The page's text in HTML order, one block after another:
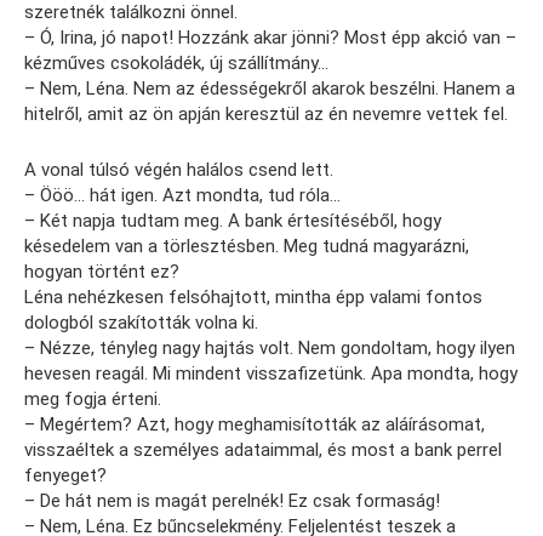
szeretnék találkozni önnel.
– Ó, Irina, jó napot! Hozzánk akar jönni? Most épp akció van –
kézműves csokoládék, új szállítmány…
– Nem, Léna. Nem az édességekről akarok beszélni. Hanem a
hitelről, amit az ön apján keresztül az én nevemre vettek fel.
A vonal túlsó végén halálos csend lett.
– Ööö… hát igen. Azt mondta, tud róla…
– Két napja tudtam meg. A bank értesítéséből, hogy
késedelem van a törlesztésben. Meg tudná magyarázni,
hogyan történt ez?
Léna nehézkesen felsóhajtott, mintha épp valami fontos
dologból szakították volna ki.
– Nézze, tényleg nagy hajtás volt. Nem gondoltam, hogy ilyen
hevesen reagál. Mi mindent visszafizetünk. Apa mondta, hogy
meg fogja érteni.
– Megértem? Azt, hogy meghamisították az aláírásomat,
visszaéltek a személyes adataimmal, és most a bank perrel
fenyeget?
– De hát nem is magát perelnék! Ez csak formaság!
– Nem, Léna. Ez bűncselekmény. Feljelentést teszek a